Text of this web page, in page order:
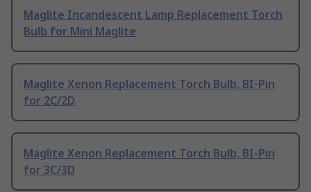
Maglite Incandescent Lamp Replacement Torch
Bulb for Mini Maglite
Maglite Xenon Replacement Torch Bulb, BI-Pin
for 2C/2D
Maglite Xenon Replacement Torch Bulb, BI-Pin
for 3C/3D